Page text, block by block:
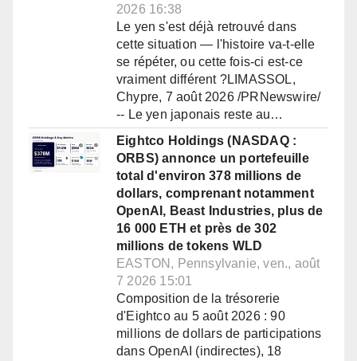
2026 16:38
Le yen s'est déjà retrouvé dans
cette situation — l'histoire va-t-elle
se répéter, ou cette fois-ci est-ce
vraiment différent ?LIMASSOL,
Chypre, 7 août 2026 /PRNewswire/
-- Le yen japonais reste au…
Eightco Holdings (NASDAQ :
ORBS) annonce un portefeuille
total d'environ 378 millions de
dollars, comprenant notamment
OpenAI, Beast Industries, plus de
16 000 ETH et près de 302
millions de tokens WLD
EASTON, Pennsylvanie, ven., août
7 2026 15:01
Composition de la trésorerie
d'Eightco au 5 août 2026 : 90
millions de dollars de participations
dans OpenAI (indirectes), 18